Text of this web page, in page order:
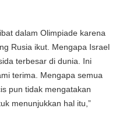
dalam Olimpiade karena
Rusia ikut. Mengapa Israel
terbesar di dunia. Ini
terima. Mengapa semua
pun tidak mengatakan
menunjukkan hal itu,”